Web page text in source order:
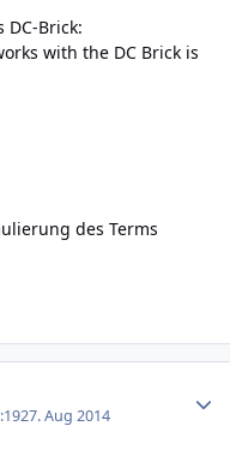
Brick:
with the DC Brick is
des Terms
27. Aug 2014